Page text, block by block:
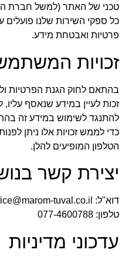
טכני של האתר (למשל חברת
כל ספקי השירות שלנו
פרטיות ואבטחת מידע.
זכויות
בהתאם לחוק הגנת הפרטיות
זכות לעיין במידע שנאסף עליו,
להתנגד לשימוש במידע זה
כדי לממש זכויות אלו ניתן
הטלפון המופיעים להלן.
יצירת קשר
דוא"ל: tuval.co.il
טלפון: 077-4600788
עדכוני מדיניות